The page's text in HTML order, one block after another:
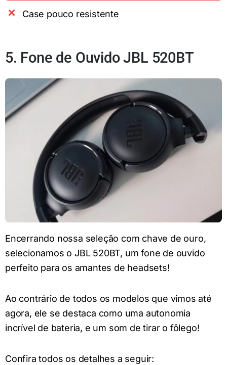
Case pouco resistente
5. Fone de Ouvido JBL 520BT
Encerrando nossa seleção com chave de ouro,
selecionamos o JBL 520BT, um fone de ouvido
perfeito para os amantes de headsets!
Ao contrário de todos os modelos que vimos até
agora, ele se destaca como uma autonomia
incrível de bateria, e um som de tirar o fôlego!
Confira todos os detalhes a seguir: